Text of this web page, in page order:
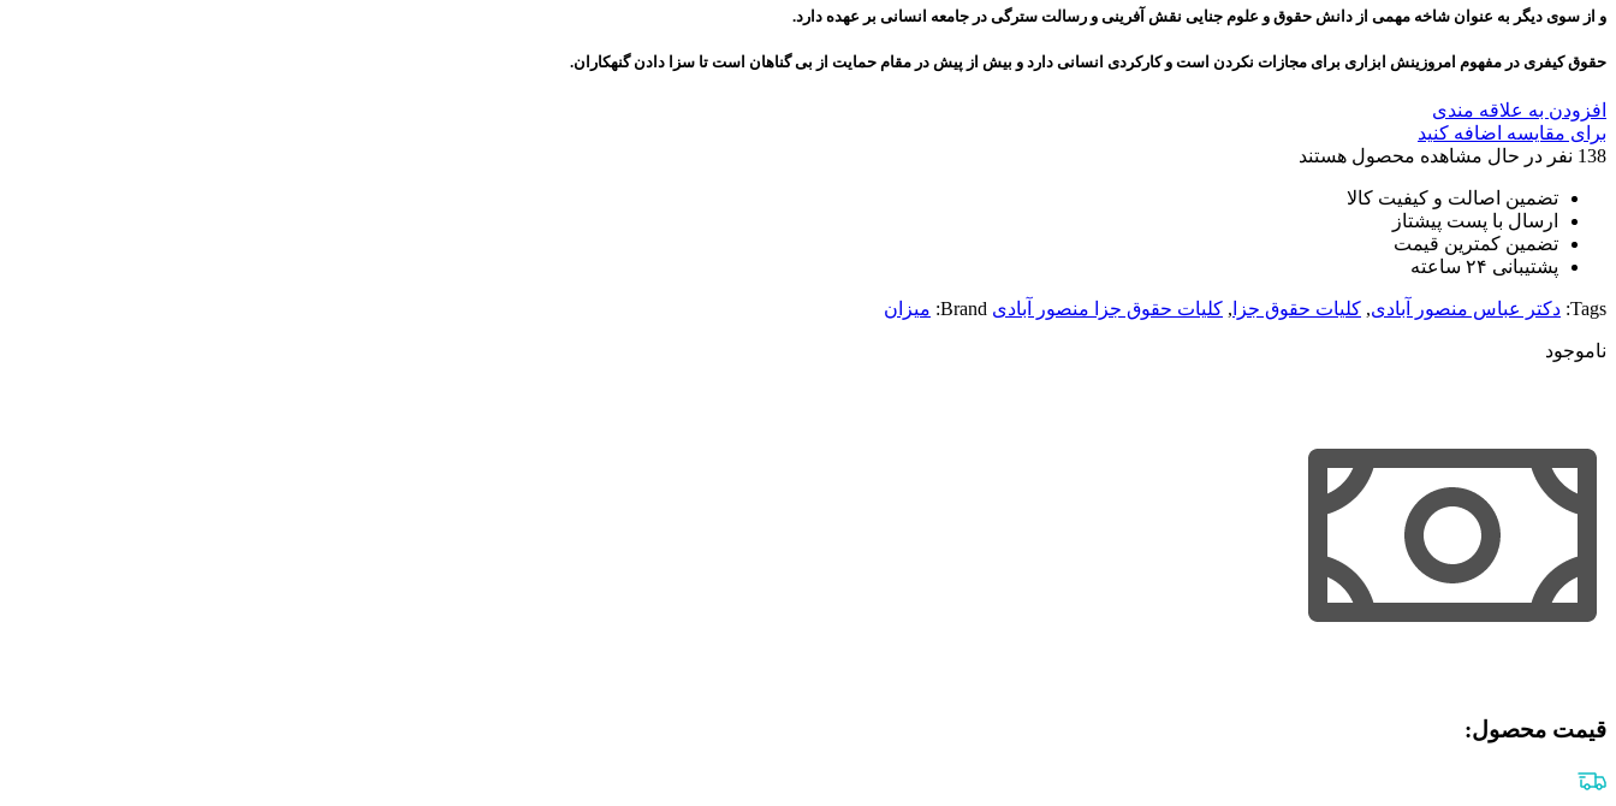
و از سوی دیگر به عنوان شاخه مهمی از دانش حقوق و علوم جنایی نقش آفرینی و رسالت سترگی در جامعه انسانی بر عهده دارد.
حقوق کیفری در مفهوم امروزینش ابزاری برای مجازات نکردن است و کارکردی انسانی دارد و بیش از پیش در مقام حمایت از بی گناهان است تا سزا دادن گنهکاران.
افزودن به علاقه مندی
برای مقایسه اضافه کنید
138 نفر در حال مشاهده محصول هستند
تضمین اصالت و کیفیت کالا
ارسال با پست پیشتاز
تضمین کمترین قیمت
پشتیبانی ۲۴ ساعته
Tags: دکتر عباس منصور آبادی, کلیات حقوق جزا , کلیات حقوق جزا منصور آبادی Brand: میزان
ناموجود
قیمت محصول:​